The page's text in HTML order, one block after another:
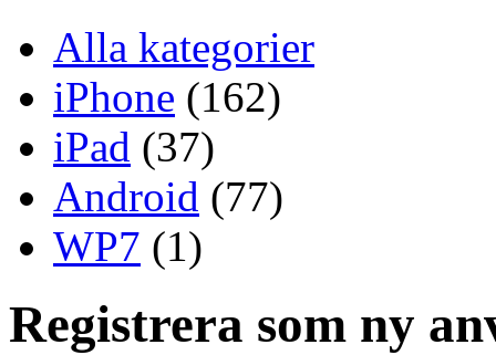
Alla kategorier
iPhone (162)
iPad (37)
Android (77)
WP7 (1)
Registrera som ny